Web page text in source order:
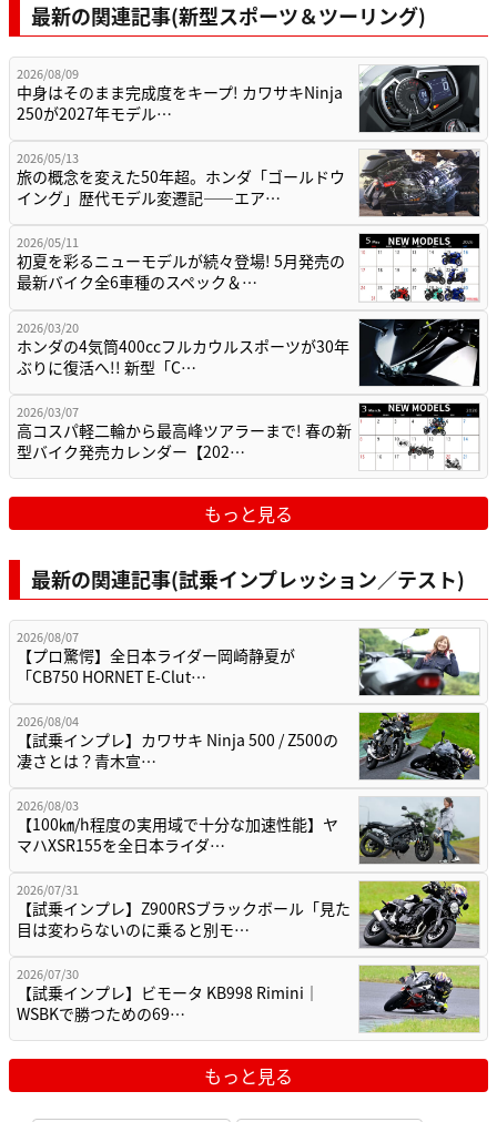
最新の関連記事(新型スポーツ＆ツーリング)
2026/08/09
中身はそのまま完成度をキープ! カワサキNinja
250が2027年モデル…
2026/05/13
旅の概念を変えた50年超。ホンダ「ゴールドウ
イング」歴代モデル変遷記——エア…
2026/05/11
初夏を彩るニューモデルが続々登場! 5月発売の
最新バイク全6車種のスペック＆…
2026/03/20
ホンダの4気筒400ccフルカウルスポーツが30年
ぶりに復活へ!! 新型「C…
2026/03/07
高コスパ軽二輪から最高峰ツアラーまで! 春の新
型バイク発売カレンダー【202…
もっと見る
最新の関連記事(試乗インプレッション／テスト)
2026/08/07
【プロ驚愕】全日本ライダー岡崎静夏が
「CB750 HORNET E-Clut…
2026/08/04
【試乗インプレ】カワサキ Ninja 500 / Z500の
凄さとは？青木宣…
2026/08/03
【100㎞/h程度の実用域で十分な加速性能】ヤ
マハXSR155を全日本ライダ…
2026/07/31
【試乗インプレ】Z900RSブラックボール「見た
目は変わらないのに乗ると別モ…
2026/07/30
【試乗インプレ】ビモータ KB998 Rimini｜
WSBKで勝つための69…
もっと見る